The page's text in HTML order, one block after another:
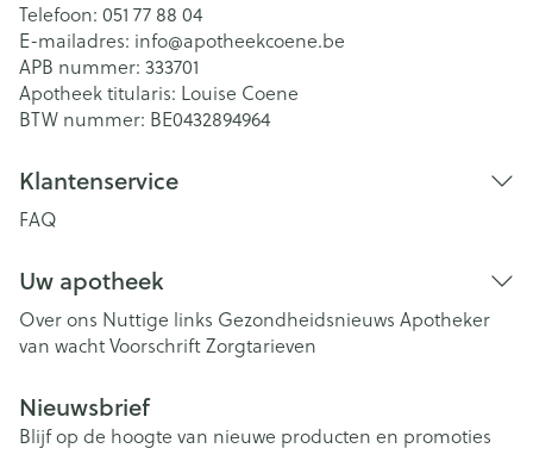
Telefoon: 051 77 88 04
E-mailadres: info@apotheekcoene.be
APB nummer: 333701
Apotheek titularis: Louise Coene
BTW nummer: BE0432894964
Klantenservice
FAQ
Uw apotheek
Over ons Nuttige links Gezondheidsnieuws Apotheker
van wachtVoorschriftZorgtarieven
Nieuwsbrief
Blijf op de hoogte van nieuwe producten en promoties